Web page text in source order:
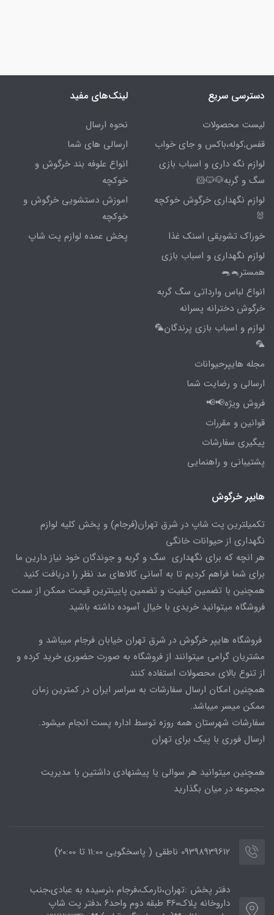
دسترسی سریع
لیست محصولات
قفس,کوله،باکس و جای خواب
لوازم نگه داری و اسباب بازی
سگ و گربه🐶🐱🐹
لوازم نگهداری خرگوش خوکچه
🐰
خوراک تشویقی اسنک غذا
لوازم نگهداری و اسباب بازی
همستر🐁🐀
انواع لباس وارداتی سگ گربه
خرگوش دخترانه پسرانه
لوازم و اسباب بازی پرندگان🦜
🦜
مجله هایپرحیوانات
ارسالی و رضایت شما
فروش ویژه📢📢
قوانین و مقررات
پیگیری سفارشات
پشتیبانی و راهنمایی
لینک‌های مفید
نحوه ارسال
ارسالی های شما
انواع علوفه بند خرگوش و
خوکچه
اموزش دستشویی خرگوش و
خوکچه
پخش عمده لوازم پت شاپ
هایپر خرگوش
تکمیلترین پت شاپ در شرق تهران(فرجام) و پخش کلیه لوازم
نگهداری از حیوانات خانگی
هر انچه که برای نگهداری سگ و گربه و جوندگان خود نیاز دارین ما
برای شما فراهم کردیم تا به آسانی کالاهای مد نظر را دریافت کنید
همچنین با تضمین کیفیت و تضمین پایینترین قیمت ممکن از سمت
فروشگاه میتوانید خریدی با خیال آسوده داشته باشید
فروشگاه هایپر خرگوش در شرق تهران خیابان فرجام میباشد و
مشتریان گرامی میتوانند از فروشگاه به صورت حضوری خرید کرده و
از تنوع بالای محصولات استفاده کنند
همچنین امکان ارسال سفارشات به سراسر ایران در کمترین زمان
ممکن میسر میباشد.
سفارشات شهرستان همه روزه توسط اداره پست انجام میشود.
ارسال فوری با پیک برای تهران
همچنین میتوانید هر سوالی یا پیشنهادی داشتین با مدیریت
مجموعه در میان بگذارید
09398939612 ناطقی ( پاسخگویی 11:00 تا ۲۰:00)
دفتر پخش :تهران،نارمک،فرجام ،نرسیده به عبادی،جنب
داروخانه پلاک۴۶۰ طبقه دوم واحد۶ ،دفتر پت شاپ